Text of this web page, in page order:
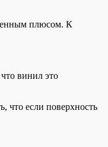
плюсом. К
винил это
что если поверхность